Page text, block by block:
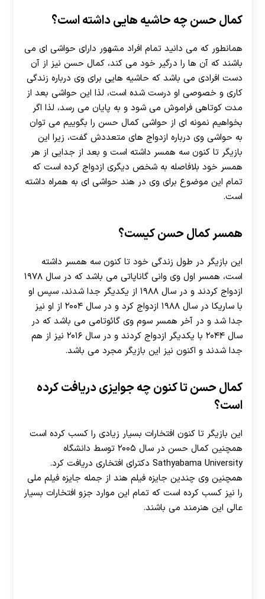
30 تا 50 درصد شارژ هدیه بیشتر فقط با ثبت نام در
کمال حسن چه حاشیه هایی داشته است؟
همانطور که می دانید تمام افراد مشهور دارای حواشی ای می
باشند که آن ها را درگیر خود می کند، کمال حسن نیز از آن
دست افرادی می باشد که حاشیه هایی برای وی درباره زندگی‌
کاری و خصوصی او درست شده است، لذا این حواشی بعد از
مدت کوتاهی فراموش می شود و به پایان می رسد، لذا اگر
بخواهیم نمونه ای از حواشی کمال حسن را بگوییم می توان
به حواشی وی درباره ازدواج های متعددش گفت، زیرا این
بازیگر تا کنون سه همسر داشته است و بعد از جدایی از هر
همسر خود بلافاصله به شخص دیگری ازدواج کرده است که
تمام این موضوع برای وی در هند حواشی ای به همراه داشته
است.
همسر کمال حسن کیست؟
این بازیگر در طول زندگی خود تا کنون سه همسر داشته
است، همسر اول وی وانی گاناپاتی می باشد که در سال ۱۹۷۸
ازدواج کردند و در سال ۱۹۸۸ از یکدیگر جدا شدند، سپس او
با ساریکا در سال ۱۹۸۸ ازدواج کرد و در سال ۲۰۰۴ از او نیز
جدا شد و در آخر همسر سوم وی گائوتامی می باشد که در
سال ۲۰۴۴ با یکدیگر ازدواج کردند و در سال ۲۰۱۶ نیز از هم
جدا شدند و اکنون نیز این بازیگر مجرد می باشد.
کمال حسن تا کنون چه جوایزی دریافت کرده
است؟
این بازیگر تا کنون افتخارات بسیار زیادی را کسب کرده است
همچنین کمال حسن در سال ۲۰۰۵ توسط دانشگاه
Sathyabama University دکترای افتخاری دریافت کرد.
همچنین وی چندین جایزه فیلم هند از جمله جایزه فیلم ملی
را نیز کسب کرده است که تمام این موارد جزو افتخارات بسیار
عالی این هنرمند می باشند.